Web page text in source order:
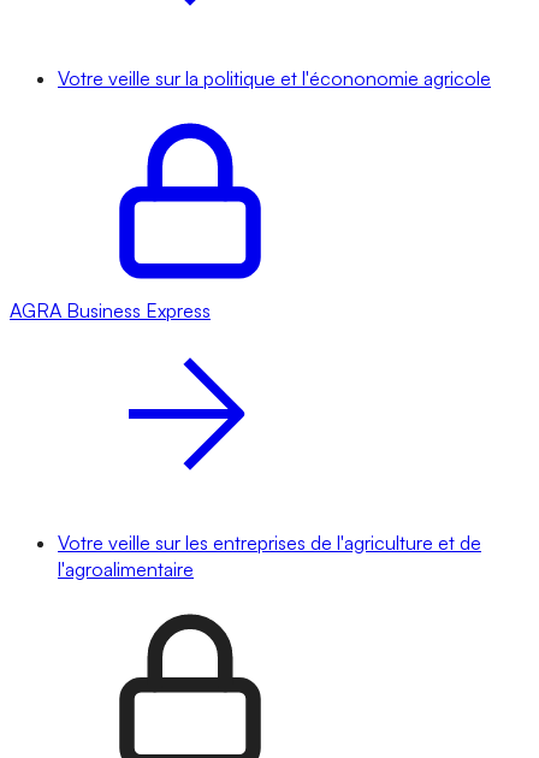
Votre veille sur la politique et l'écononomie agricole
AGRA Business Express
Votre veille sur les entreprises de l'agriculture et de
l'agroalimentaire